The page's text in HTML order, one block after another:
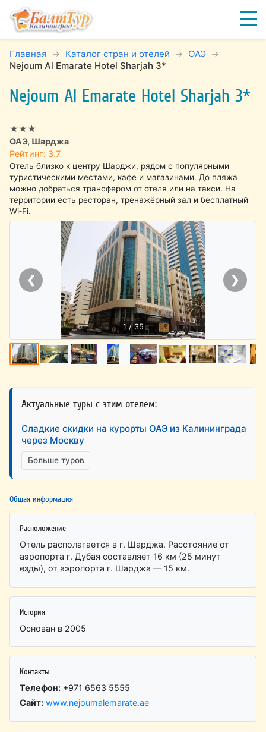
Главная Каталог стран и отелей
ОАЭ
Nejoum Al Emarate Hotel Sharjah 3*
Nejoum Al Emarate Hotel Sharjah 3*
★★★
ОАЭ, Шарджа
Рейтинг: 3.7
Отель близко к центру Шарджи, рядом с популярными
туристическими местами, кафе и магазинами. До пляжа
можно добраться трансфером от отеля или на такси. На
территории есть ресторан, тренажёрный зал и бесплатный
Wi‑Fi.
❮ ❯
1 / 35
Актуальные туры с этим отелем:
Сладкие скидки на курорты ОАЭ из Калининграда
через Москву
Больше туров
Общая информация
Расположение
Отель располагается в г. Шарджа. Расстояние от
аэропорта г. Дубая составляет 16 км (25 минут
езды), от аэропорта г. Шарджа — 15 км.
История
Основан в 2005
Контакты
Телефон: +971 6563 5555
Сайт: www.nejoumalemarate.ae